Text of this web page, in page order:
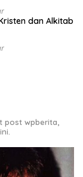
dan Alkitab
post wpberita,